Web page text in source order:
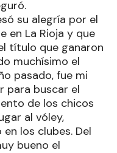
su alegría por el
en La Rioja y que
título que ganaron
muchísimo el
pasado, fue mi
para buscar el
de los chicos
al vóley,
los clubes. Del
bueno el